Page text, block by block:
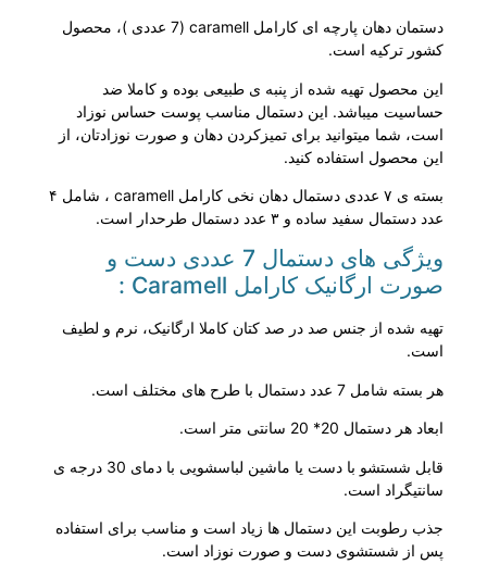
دستمان دهان پارچه ای کارامل caramell (7 عددی )، محصول
کشور ترکیه است.
این محصول تهیه شده از پنبه ی طبیعی بوده و کاملا ضد
حساسیت میباشد. این دستمال مناسب پوست حساس نوزاد
است، شما میتوانید برای تمیزکردن دهان و صورت نوزادتان، از
این محصول استفاده کنید.
بسته ی ۷ عددی دستمال دهان نخی کارامل caramell ، شامل ۴
عدد دستمال سفید ساده و ۳ عدد دستمال طرحدار است.
ویژگی های دستمال 7 عددی دست و
صورت ارگانیک کارامل Caramell :
تهیه شده از جنس صد در صد کتان کاملا ارگانیک، نرم و لطیف
است.
هر بسته شامل 7 عدد دستمال با طرح های مختلف است.
ابعاد هر دستمال 20* 20 سانتی متر است.
قابل شستشو با دست یا ماشین لباسشویی با دمای 30 درجه ی
سانتیگراد است.
جذب رطوبت این دستمال ها زیاد است و مناسب برای استفاده
پس از شستشوی دست و صورت نوزاد است.